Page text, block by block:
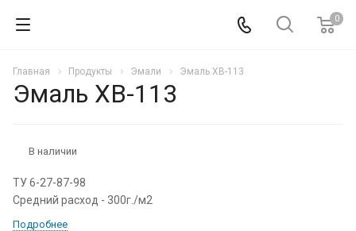
0
Главная Продукты Эмали Эмаль ХВ-113
Эмаль ХВ-113
В наличии
ТУ 6-27-87-98
Средний расход - 300г./м2
Подробнее